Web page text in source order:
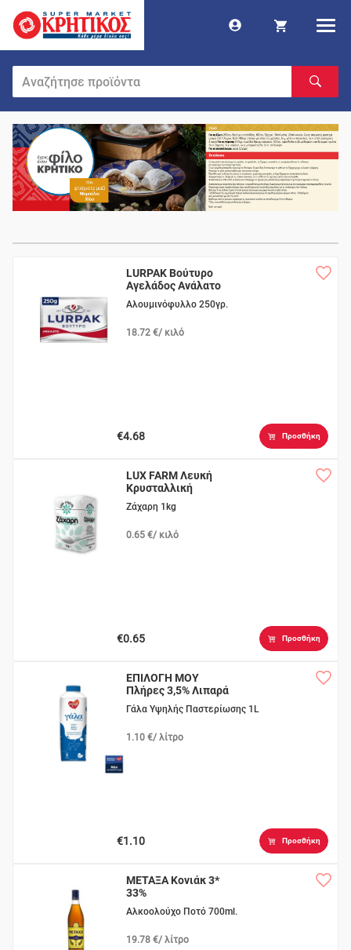
LURPAK Βούτυρο
Αγελάδος Ανάλατο
Αλουμινόφυλλο 250γρ.
18.72 €/ κιλό
€4.68 Προσθήκη
LUX FARM Λευκή
Κρυσταλλική
Ζάχαρη 1kg
0.65 €/ κιλό
€0.65 Προσθήκη
ΕΠΙΛΟΓΗ ΜΟΥ
Πλήρες 3,5% Λιπαρά
Γάλα Υψηλής Παστερίωσης 1L
1.10 €/ λίτρο
€1.10 Προσθήκη
ΜΕΤΑΞΑ Κονιάκ 3*
33%
Αλκοολούχο Ποτό 700ml.
19.78 €/ λίτρο